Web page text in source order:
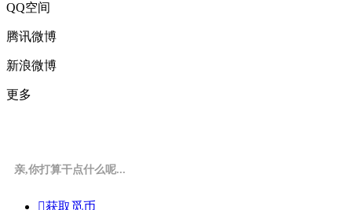
QQ空间
腾讯微博
新浪微博
更多
亲,你打算干点什么呢...
获取觅币